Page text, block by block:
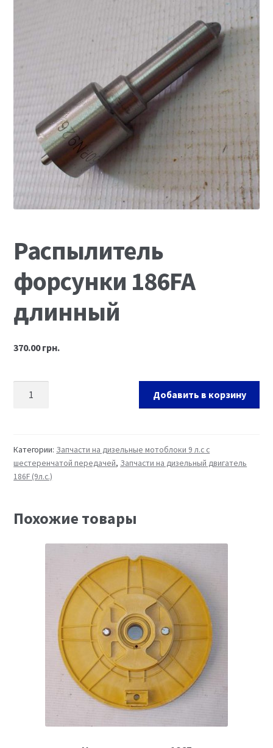
Запчасти на мотопомпы
Мой аккаунт
Оформление заказа
Пример страницы
Распылитель
форсунки 186FA
длинный
370.00грн.
Добавить в корзину
Категории: Запчасти на дизельные мотоблоки 9 л.с с
шестеренчатой передачей, Запчасти на дизельный двигатель
186F (9л.с.)
Похожие товары